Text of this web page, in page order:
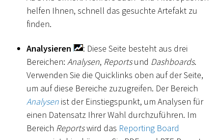
helfen Ihnen, schnell das gesuchte Artefakt zu
finden.
Analysieren
: Diese Seite besteht aus drei
Bereichen: Analysen, Reportsund Dashboards.
Verwenden Sie die Quicklinks oben auf der Seite,
um auf diese Bereiche zuzugreifen. Der Bereich
Analysen ist der Einstiegspunkt, um Analysen für
einen Datensatz Ihrer Wahl durchzuführen. Im
Bereich Reportswird das Reporting Board